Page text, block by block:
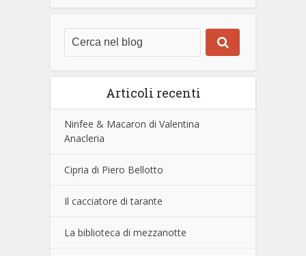
Articoli recenti
Ninfee & Macaron di Valentina
Anacleria
Cipria di Piero Bellotto
Il cacciatore di tarante
La biblioteca di mezzanotte